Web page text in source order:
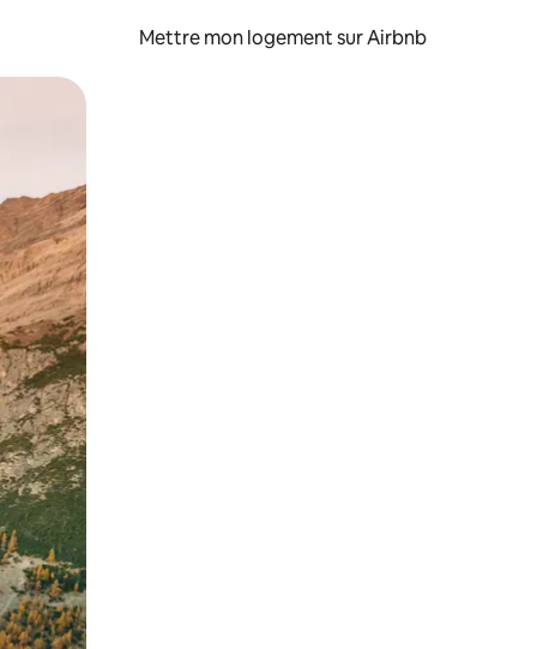
Mettre mon logement sur Airbnb
glisser.